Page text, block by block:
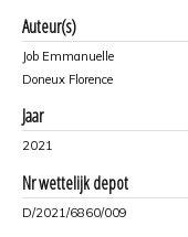
Auteur(s)
Job Emmanuelle
Doneux Florence
Jaar
2021
Nr wettelijk depot
D/2021/6860/009